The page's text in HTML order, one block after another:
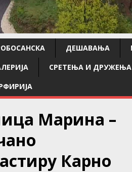
ДЕШАВАЊА
СРЕТЕЊА И ДРУЖЕЊА
Марина –
Карно